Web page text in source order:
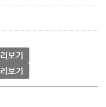
보기
보기